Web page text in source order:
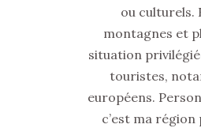
ou culturels.
montagnes et
situation
touristes,
européens.
c’est ma